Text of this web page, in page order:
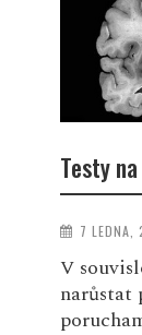
Testy
7 LEDNA,
V
narůstat